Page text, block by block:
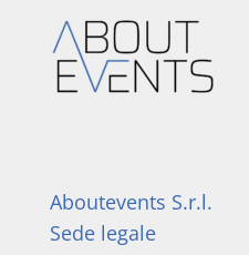
Aboutevents S.r.l.
Sede legale